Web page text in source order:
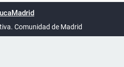
España
Comunidad de Madrid